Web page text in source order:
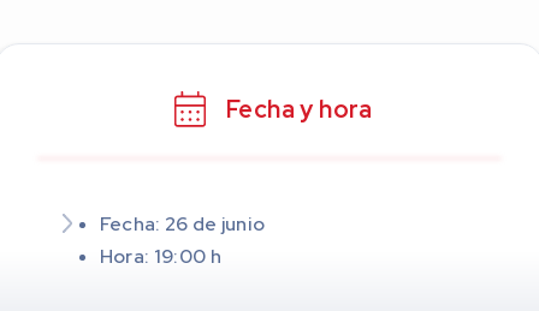
Fecha y hora
Fecha: 26 de junio
Hora: 19:00 h